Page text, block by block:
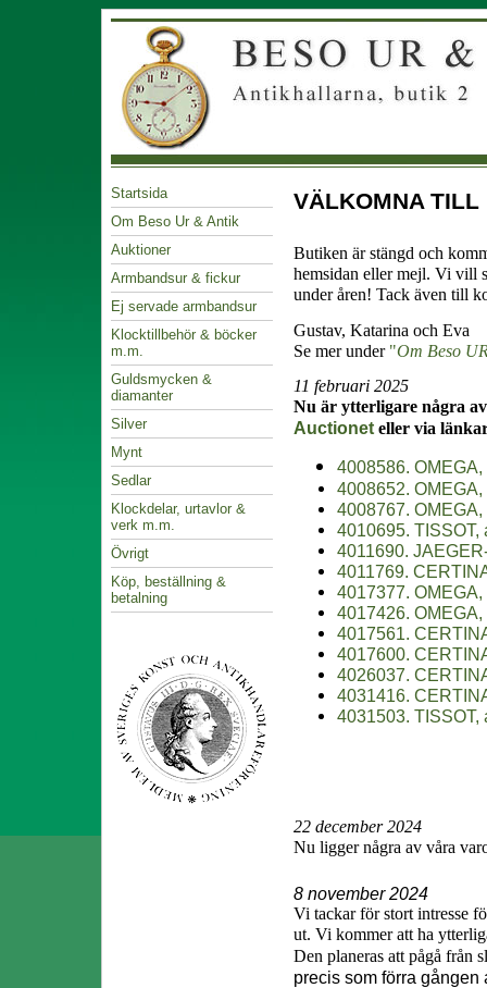
Startsida
Om Beso Ur & Antik
Auktioner
Armbandsur & fickur
Ej servade armbandsur
Klocktillbehör & böcker
m.m.
Guldsmycken &
diamanter
Silver
Mynt
Sedlar
Klockdelar, urtavlor &
verk m.m.
Övrigt
Köp, beställning &
betalning
VÄLKOMNA TILL
Butiken är stängd och
hemsidan eller mejl. Vi vill
under åren! Tack även till
Gustav, Katarina och Eva
Se mer under"Om Beso
11 februari 2025
Nu är ytterligare några
Auctionet eller via
4008586.
4008652.
4008767.
4010695. TISSOT,
4011690.
4011769.
4017377.
4017426.
4017561.
4017600.
4026037.
4031416.
4031503. TISSOT,
22 december 2024
Nu ligger några av våra
8 november 2024
Vi tackar för stort intresse
ut. Vi kommer att ha
Den planeras att pågå från
precis som förra gången